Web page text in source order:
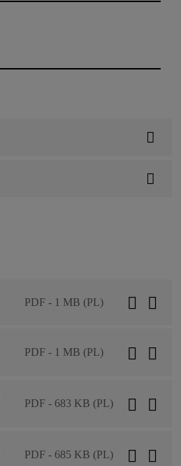
PDF - 1 MB (PL)
PDF - 1 MB (PL)
PDF - 683 KB (PL)
PDF - 685 KB (PL)